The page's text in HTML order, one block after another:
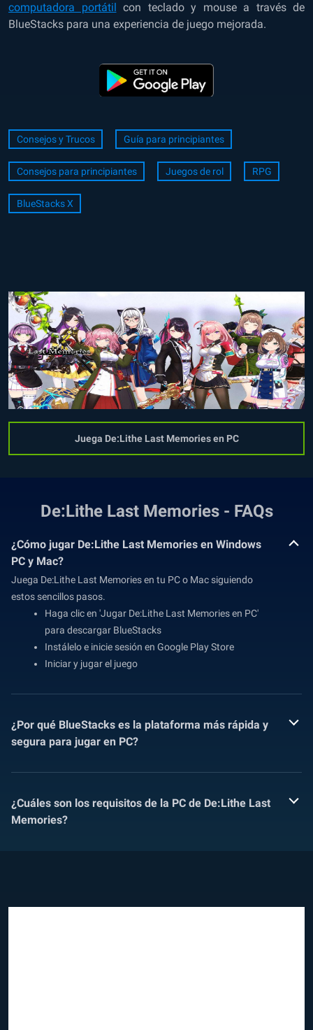
computadora portátil con teclado y mouse a través de
BlueStacks para una experiencia de juego mejorada.
Consejos y Trucos Guía para principiantes
Consejos para principiantes Juegos de rol RPG
BlueStacks X
Juega De:Lithe Last Memories en PC
De:Lithe Last Memories - FAQs
¿Cómo jugar De:Lithe Last Memories en Windows
PC y Mac?
Juega De:Lithe Last Memories en tu PC o Mac siguiendo
estos sencillos pasos.
Haga clic en 'Jugar De:Lithe Last Memories en PC'
para descargar BlueStacks
Instálelo e inicie sesión en Google Play Store
Iniciar y jugar el juego
¿Por qué BlueStacks es la plataforma más rápida y
segura para jugar en PC?
¿Cuáles son los requisitos de la PC de De:Lithe Last
Memories?